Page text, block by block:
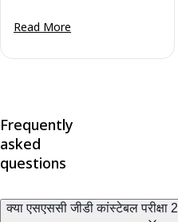
Read More
Frequently
asked
questions
क्या एसएससी जीडी कांस्टेबल